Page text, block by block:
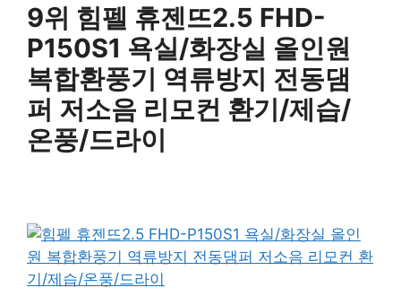
9위 힘펠 휴젠뜨2.5 FHD-
P150S1 욕실/화장실 올인원
복합환풍기 역류방지 전동댐
퍼 저소음 리모컨 환기/제습/
온풍/드라이